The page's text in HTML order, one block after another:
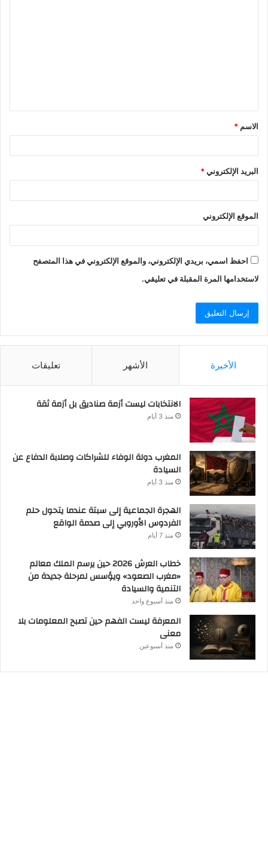
الاسم *
البريد الإلكتروني*
الموقع الإلكتروني
احفظ اسمي، بريدي الإلكتروني، والموقع الإلكتروني في هذا المتصفح
لاستخدامها المرة المقبلة في تعليقي.
الأخيرة الأشهر تعليقات
الانتخابات ليست أزمة صناديق بل أزمة ثقة
منذ 3 أيام
المغرب دولة الوفاء للشراكات وصلابة الدفاع عن
السيادة
منذ 3 أيام
الهجرة الجماعية إلى سبتة عندما يتحول حلم
الفردوس الأوروبي إلى صدمة الواقع
منذ 7 أيام
خطاب العرش 2026 حين يرسم الملك معالم
«مغرب الصعود» ويؤسس لمرحلة جديدة من
التنمية والسيادة
منذ أسبوع واحد
المعرفة ليست الفهم حين تصبح المعلومات بلا
معنى
منذ أسبوعين